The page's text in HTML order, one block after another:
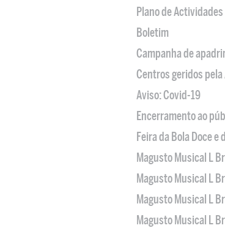
Plano de
Boletim
Campanha de
Centros geridos pela
Aviso: Covid-19
Encerramento ao
Feira da Bola Doce
Magusto Musical L
Magusto Musical L
Magusto Musical L
Magusto Musical L